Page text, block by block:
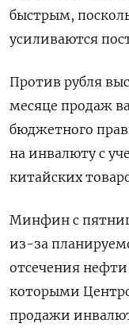
быстрым,
усиливаются
Против рубля
месяце продаж
бюджетного
на инвалюту с
китайских
Минфин с
из-за
отсечения
которыми
продажи